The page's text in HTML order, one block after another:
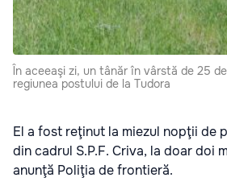
În aceeaşi zi, un tânăr în vârstă de 25
regiunea postului de la Tudora
El a fost reţinut la miezul nopţii de
din cadrul S.P.F. Criva, la doar doi
anunţă Poliţia de frontieră.